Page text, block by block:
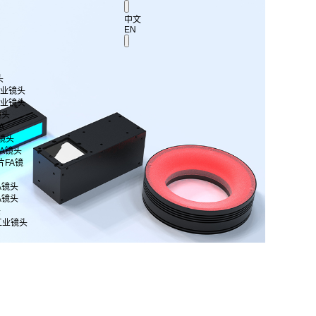
镜头
镜头
头
镜头
FA镜
头
头
业镜头
中文
EN